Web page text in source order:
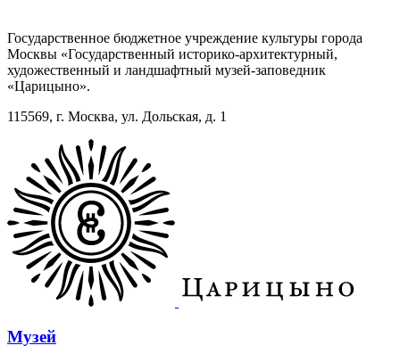
Государственное бюджетное учреждение культуры города
Москвы «Государственный историко-архитектурный,
художественный и ландшафтный музей-заповедник
«Царицыно».
115569, г. Москва, ул. Дольская, д. 1
Музей